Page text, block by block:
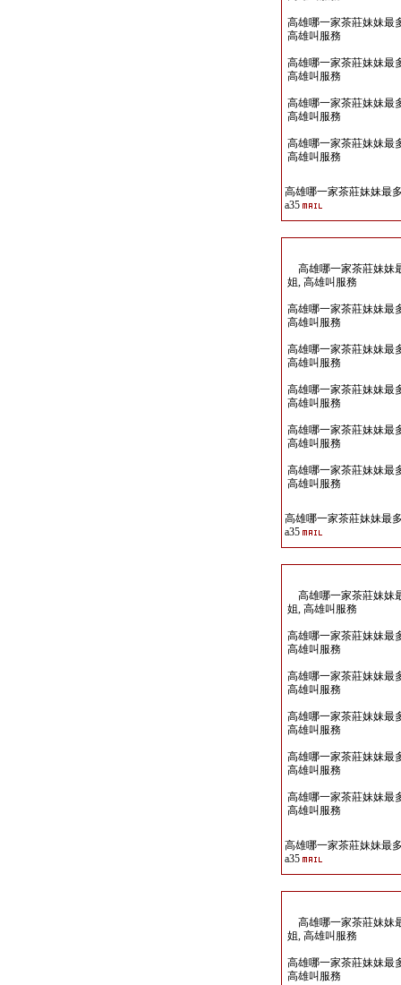
高雄哪一家茶莊妹妹最
高雄叫服務
高雄哪一家茶莊妹妹最
高雄叫服務
高雄哪一家茶莊妹妹最
高雄叫服務
高雄哪一家茶莊妹妹最
高雄叫服務
高雄哪一家茶莊妹妹最
a35
高雄哪一家茶莊妹妹
姐, 高雄叫服務
高雄哪一家茶莊妹妹最
高雄叫服務
高雄哪一家茶莊妹妹最
高雄叫服務
高雄哪一家茶莊妹妹最
高雄叫服務
高雄哪一家茶莊妹妹最
高雄叫服務
高雄哪一家茶莊妹妹最
高雄叫服務
高雄哪一家茶莊妹妹最
a35
高雄哪一家茶莊妹妹
姐, 高雄叫服務
高雄哪一家茶莊妹妹最
高雄叫服務
高雄哪一家茶莊妹妹最
高雄叫服務
高雄哪一家茶莊妹妹最
高雄叫服務
高雄哪一家茶莊妹妹最
高雄叫服務
高雄哪一家茶莊妹妹最
高雄叫服務
高雄哪一家茶莊妹妹最
a35
高雄哪一家茶莊妹妹
姐, 高雄叫服務
高雄哪一家茶莊妹妹最
高雄叫服務